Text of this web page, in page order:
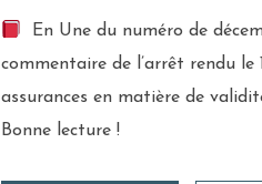
En Une du numéro de
commentaire de l’arrêt rendu
assurances en matière de
Bonne lecture !